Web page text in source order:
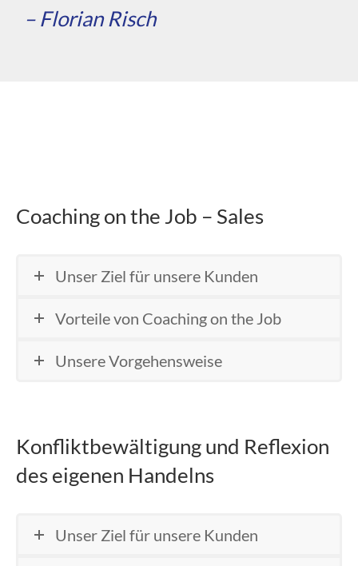
– Florian Risch
Coaching on the Job – Sales
Unser Ziel für unsere Kunden
Vorteile von Coaching on the Job
Unsere Vorgehensweise
Konfliktbewältigung und Reflexion
des eigenen Handelns
Unser Ziel für unsere Kunden